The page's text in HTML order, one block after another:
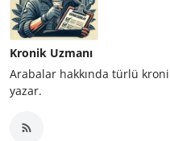
Kronik Uzmanı
Arabalar hakkında türlü
yazar.